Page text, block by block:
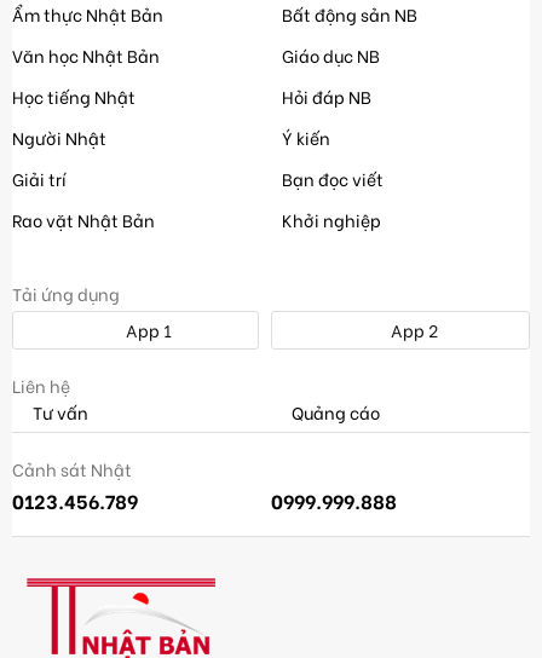
Ẩm thực Nhật Bản
Văn học Nhật Bản
Học tiếng Nhật
Người Nhật
Giải trí
Rao vặt Nhật Bản
Bất động sản NB
Giáo dục NB
Hỏi đáp NB
Ý kiến
Bạn đọc viết
Khởi nghiệp
Tải ứng dụng
App 1
App 2
Liên hệ
Tư vấn
Quảng cáo
Cảnh sát Nhật
0123.456.789 0999.999.888